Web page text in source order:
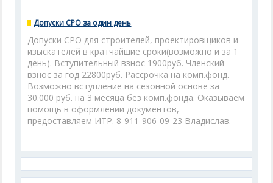
Допуски СРО за один день
Допуски СРО для строителей, проектировщиков и
изыскателей в кратчайшие сроки(возможно и за 1
день). Вступительный взнос 1900руб. Членский
взнос за год 22800руб. Рассрочка на комп.фонд.
Возможно вступление на сезонной основе за
30.000 руб. на 3 месяца без комп.фонда. Оказываем
помощь в оформлении документов,
предоставляем ИТР. 8-911-906-09-23 Владислав.